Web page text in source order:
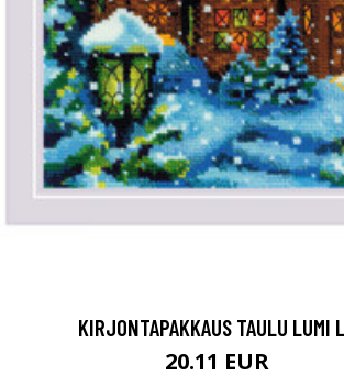
KIRJONTAPAKKAUS TAULU LUMI
20.11 EUR